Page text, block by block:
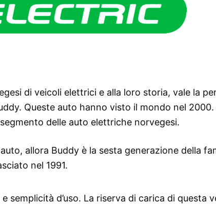
di veicoli elettrici e alla loro storia, vale la
Queste auto hanno visto il mondo nel 2000.
delle auto elettriche norvegesi.
allora Buddy è la sesta generazione della
nel 1991.
semplicità d’uso. La riserva di carica di questa